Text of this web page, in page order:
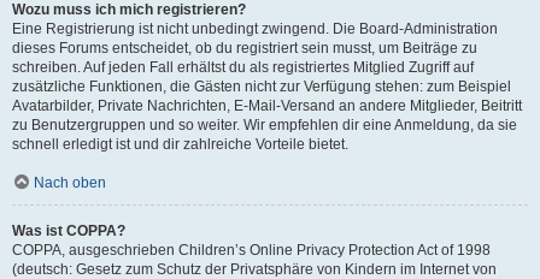
Wozu muss ich mich registrieren?
Eine Registrierung ist nicht unbedingt zwingend. Die Board-Administration
dieses Forums entscheidet, ob du registriert sein musst, um Beiträge zu
schreiben. Auf jeden Fall erhältst du als registriertes Mitglied Zugriff auf
zusätzliche Funktionen, die Gästen nicht zur Verfügung stehen: zum Beispiel
Avatarbilder, Private Nachrichten, E-Mail-Versand an andere Mitglieder, Beitritt
zu Benutzergruppen und so weiter. Wir empfehlen dir eine Anmeldung, da sie
schnell erledigt ist und dir zahlreiche Vorteile bietet.
Nach oben
Was ist COPPA?
COPPA, ausgeschrieben Children’s Online Privacy Protection Act of 1998
(deutsch: Gesetz zum Schutz der Privatsphäre von Kindern im Internet von